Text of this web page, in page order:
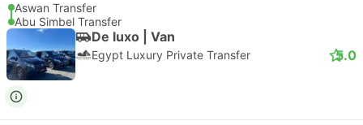
Aswan Transfer
Abu Simbel Transfer
De luxo | Van
Egypt Luxury Private Transfer 5.0